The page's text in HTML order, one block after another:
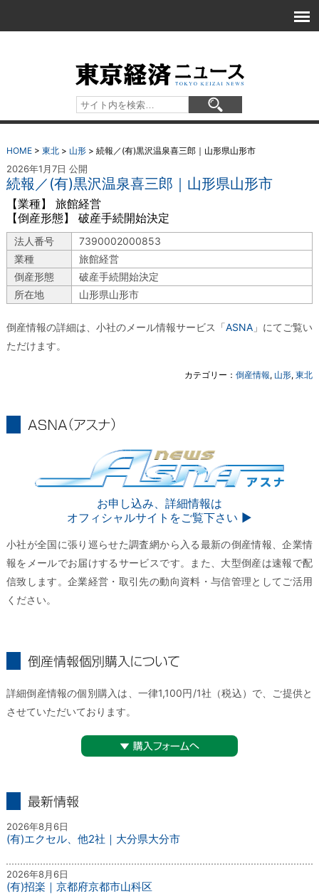
HOME> 東北> 山形> 続報／(有)黒沢温泉喜三郎｜山形県山形市
2026年1月7日 公開
続報／(有)黒沢温泉喜三郎｜山形県山形市
【業種】 旅館経営
【倒産形態】 破産手続開始決定
法人番号
7390002000853
業種
旅館経営
倒産形態
破産手続開始決定
所在地
山形県山形市
倒産情報の詳細は、小社のメール情報サービス「ASNA 」にてご覧い
ただけます。
カテゴリー：倒産情報, 山形,東北
お申し込み、詳細情報は
オフィシャルサイトをご覧下さい ▶︎
小社が全国に張り巡らせた調査網から入る最新の倒産情報、企業情
報をメールでお届けするサービスです。また、大型倒産は速報で配
信致します。企業経営・取引先の動向資料・与信管理としてご活用
ください。
詳細倒産情報の個別購入は、一律1,100円/1社（税込）で、ご提供と
させていただいております。
2026年8月6日
(有)エクセル、他2社｜大分県大分市
2026年8月6日
(有)招楽｜京都府京都市山科区